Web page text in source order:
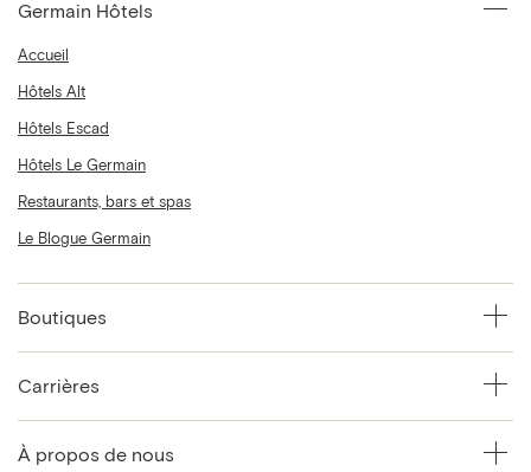
Germain Hôtels
Accueil
Hôtels Alt
Hôtels Escad
Hôtels Le Germain
Restaurants, bars et spas
Le Blogue Germain
Boutiques
Carrières
À propos de nous